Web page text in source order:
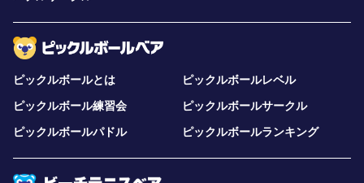
ピックルボールとは
ピックルボールレベル
ピックルボール練習会
ピックルボールサークル
ピックルボールパドル
ピックルボールランキング